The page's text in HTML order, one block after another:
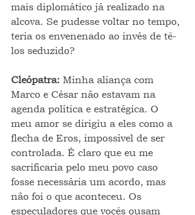
mais diplomático já realizado na
alcova. Se pudesse voltar no tempo,
teria os envenenado ao invés de tê-
los seduzido?
Cleópatra: Minha aliança com
Marco e César não estavam na
agenda política e estratégica. O
meu amor se dirigiu a eles como a
flecha de Eros, impossível de ser
controlada. É claro que eu me
sacrificaria pelo meu povo caso
fosse necessária um acordo, mas
não foi o que aconteceu. Os
especuladores que vocês ousam